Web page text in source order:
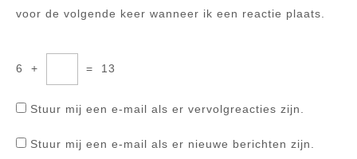
voor de volgende keer wanneer ik een reactie plaats.
6 + = 13
Stuur mij een e-mail als er vervolgreacties zijn.
Stuur mij een e-mail als er nieuwe berichten zijn.